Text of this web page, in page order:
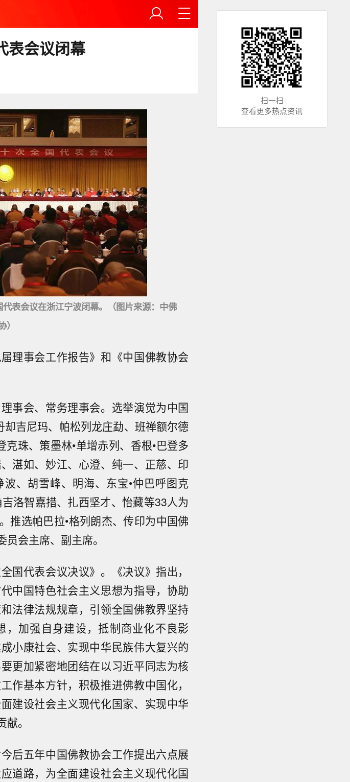
表会议闭幕
表会议在浙江宁波闭幕。（图片来源：中佛
）
理事会工作报告》和《中国佛教协会
事会、常务理事会。选举演觉为中国
却吉尼玛、帕松列龙庄勐、班禅额尔德
珠、策墨林•单增赤列、香根•巴登多
湛如、妙江、心澄、纯一、正慈、印
、胡雪峰、明海、东宝•仲巴呼图克
洛智嘉措、扎西坚才、怡藏等33人为
推选帕巴拉•格列朗杰、传印为中国佛
会主席、副主席。
国代表会议决议》。《决议》指出，
中国特色社会主义思想为指导，协助
法律法规规章，引领全国佛教界坚持
加强自身建设，抵制商业化不良影
小康社会、实现中华民族伟大复兴的
更加紧密地团结在以习近平同志为核
作基本方针，积极推进佛教中国化，
建设社会主义现代化国家、实现中华
。
后五年中国佛教协会工作提出六点展
道路，为全面建设社会主义现代化国
扫一扫
查看更多热点资讯